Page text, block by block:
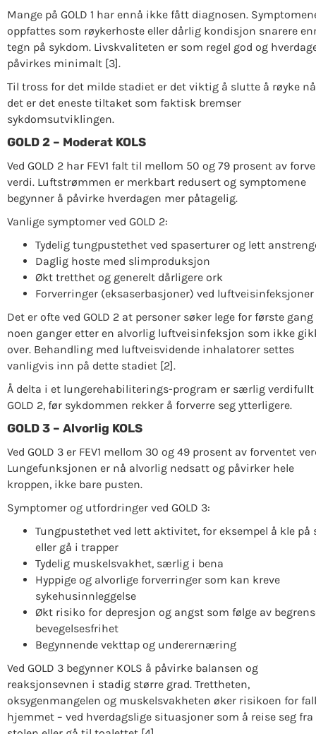
Mange på GOLD 1 har ennå ikke fått diagnosen.
oppfattes som røykerhoste eller dårlig kondisjon snarere
tegn på sykdom. Livskvaliteten er som regel god og
påvirkes minimalt [3].
Til tross for det milde stadiet er det viktig å slutte å røyke
det er det eneste tiltaket som faktisk bremser
sykdomsutviklingen.
GOLD 2 – Moderat KOLS
Ved GOLD 2 har FEV1 falt til mellom 50 og 79 prosent av
verdi. Luftstrømmen er merkbart redusert og symptomene
begynner å påvirke hverdagen mer påtagelig.
Vanlige symptomer ved GOLD 2:
Tydelig tungpustethet ved spaserturer og lett
Daglig hoste med slimproduksjon
Økt tretthet og generelt dårligere ork
Forverringer (eksaserbasjoner) ved luftveisinfeksjoner
Det er ofte ved GOLD 2 at personer søker lege for første gang
noen ganger etter en alvorlig luftveisinfeksjon som ikke
over. Behandling med luftveisvidende inhalatorer settes
vanligvis inn på dette stadiet [2].
Å delta i et lungerehabiliterings-program er særlig verdifullt
GOLD 2, før sykdommen rekker å forverre seg ytterligere.
GOLD 3 – Alvorlig KOLS
Ved GOLD 3 er FEV1 mellom 30 og 49 prosent av forventet
Lungefunksjonen er nå alvorlig nedsatt og påvirker hele
kroppen, ikke bare pusten.
Symptomer og utfordringer ved GOLD 3:
Tungpustethet ved lett aktivitet, for eksempel å kle på
eller gå i trapper
Tydelig muskelsvakhet, særlig i bena
Hyppige og alvorlige forverringer som kan kreve
sykehusinnleggelse
Økt risiko for depresjon og angst som følge av
bevegelsesfrihet
Begynnende vekttap og underernæring
Ved GOLD 3 begynner KOLS å påvirke balansen og
reaksjonsevnen i stadig større grad. Trettheten,
oksygenmangelen og muskelsvakheten øker risikoen for
hjemmet – ved hverdagslige situasjoner som å reise seg fra